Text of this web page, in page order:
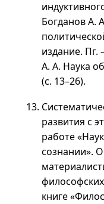
Богданов А.
издание.
А. А. Наука
(с. 13–26).
развития с
работе
сознании».
книге